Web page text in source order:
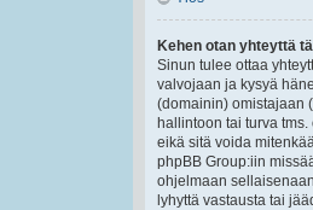
Kehen otan yhteyttä
Sinun tulee ottaa
valvojaan ja kysyä
(domainin) omistajaan
hallintoon tai turva
eikä sitä voida
phpBB Group:iin
ohjelmaan
lyhyttä vastausta tai